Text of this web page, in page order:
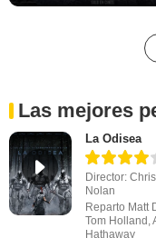
Las mejores
La Odisea
Director:
Nolan
Reparto Matt
Tom Holland,
Hathaway